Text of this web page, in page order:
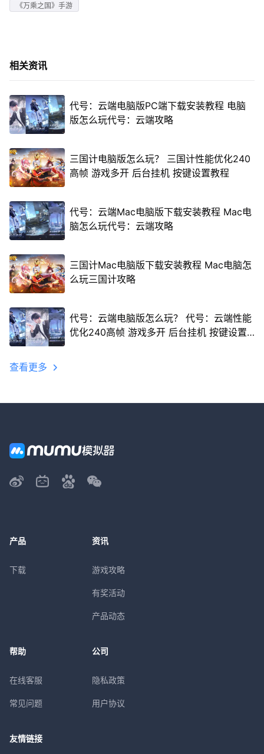
《万乘之国》手游
相关资讯
代号：云端电脑版PC端下载安装教程 电脑
版怎么玩代号：云端攻略
三国计电脑版怎么玩？ 三国计性能优化240
高帧 游戏多开 后台挂机 按键设置教程
代号：云端Mac电脑版下载安装教程 Mac电
脑怎么玩代号：云端攻略
三国计Mac电脑版下载安装教程 Mac电脑怎
么玩三国计攻略
代号：云端电脑版怎么玩？ 代号：云端性能
优化240高帧 游戏多开 后台挂机 按键设置
查看更多
产品
下载
资讯
游戏攻略
有奖活动
产品动态
帮助
在线客服
常见问题
公司
隐私政策
用户协议
友情链接